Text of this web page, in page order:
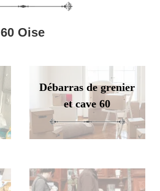
60 Oise
Débarras de grenier
et cave 60